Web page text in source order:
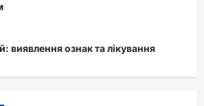
виявлення ознак та лікування